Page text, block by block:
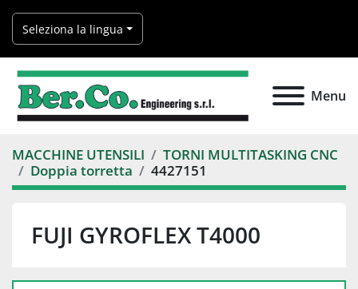
Seleziona la lingua
Menu
MACCHINE UTENSILI
TORNI MULTITASKING CNC
Doppia torretta
4427151
FUJI GYROFLEX T4000